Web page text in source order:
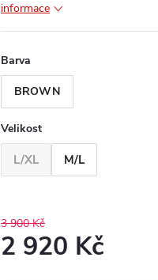
informace
Barva
BROWN
Velikost
L/XL M/L
3 900 Kč
2 920 Kč